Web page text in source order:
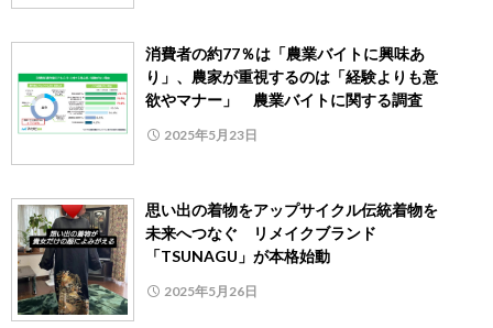
消費者の約77％は「農業バイトに興味あ
り」、農家が重視するのは「経験よりも意
欲やマナー」 農業バイトに関する調査
2025年5月23日
思い出の着物をアップサイクル伝統着物を
未来へつなぐ リメイクブランド
「TSUNAGU」が本格始動
2025年5月26日